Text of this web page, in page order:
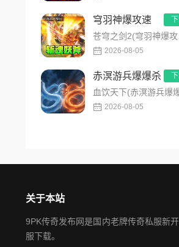
穹羽神爆攻速
2026-08-05
赤溟游兵爆爆杀
2026-08-05
关于本站
9PK传奇发布网是国内老牌传奇私服新
服下载。